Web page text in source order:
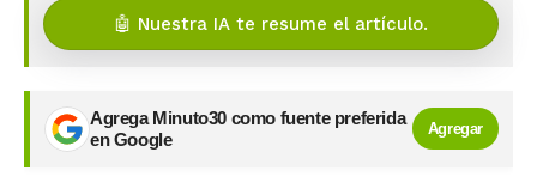
🤖 Nuestra IA te resume el artículo.
Agrega Minuto30 como fuente preferida
en Google
Agregar